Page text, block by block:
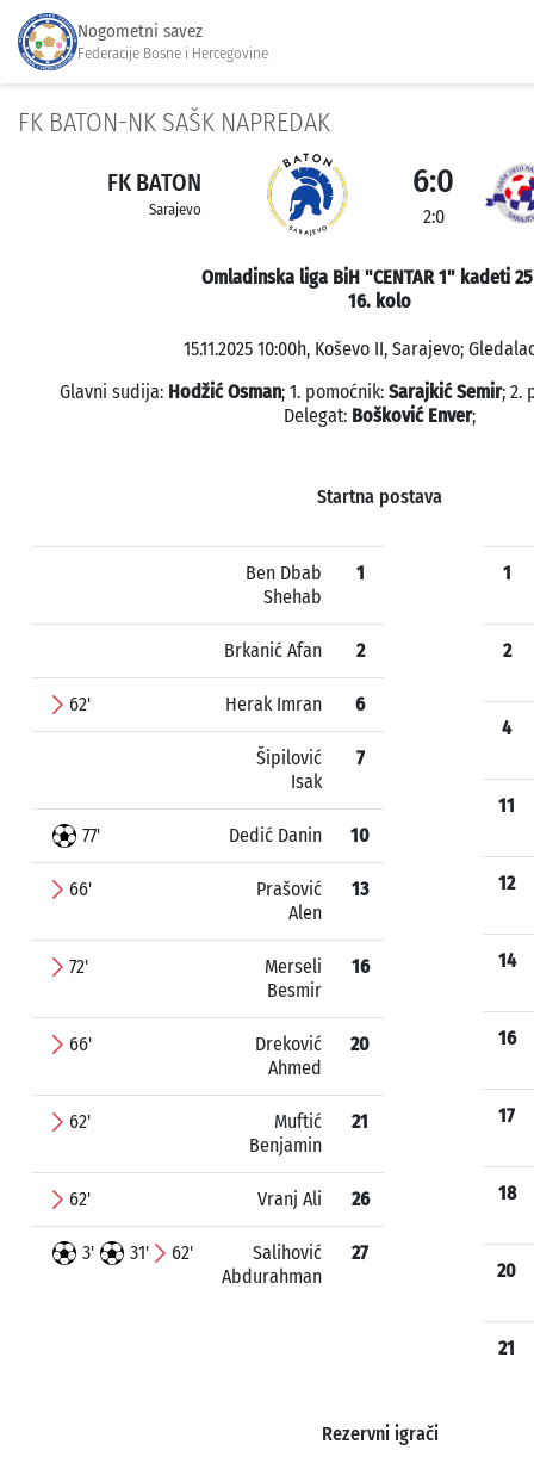
Nogometni savez
Federacije Bosne i Hercegovine
FK BATON-NK SAŠK NAPREDAK
FK BATON
Sarajevo
6:0
2:0
Omladinska liga BiH "CENTAR 1" kadeti
16. kolo
15.11.2025 10:00h, Koševo II, Sarajevo;
Glavni sudija: Hodžić Osman; 1. pomoćnik: Sarajkić Semir; 2.
Delegat: Bošković Enver;
Startna postava
Ben Dbab
Shehab
1
Brkanić Afan 2
62' Herak Imran 6
Šipilović
Isak
7
77' Dedić Danin 10
66'
Prašović
Alen
13
72'
Merseli
Besmir
16
66'
Dreković
Ahmed
20
62'
Muftić
Benjamin
21
62' Vranj Ali 26
3' 31' 62'
Salihović
Abdurahman
27
1
2
4
11
12
14
16
17
18
20
21
Rezervni igrači